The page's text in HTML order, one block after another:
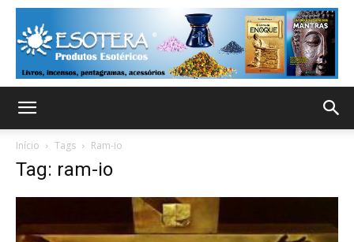
Início Tags Ram-io
Tag: ram-io